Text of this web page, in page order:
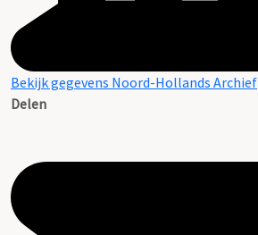
Bekijk gegevens Noord-Hollands Archief
Delen